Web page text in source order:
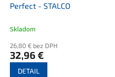
Perfect - STALCO
Skladom
26,80 € bez DPH
32,96 €
DETAIL